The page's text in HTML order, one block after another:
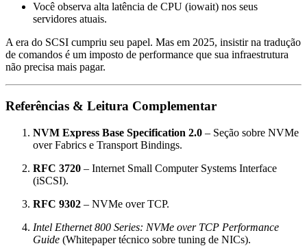
Você observa alta latência de CPU (iowait) nos seus
servidores atuais.
A era do SCSI cumpriu seu papel. Mas em 2025, insistir na tradução
de comandos é um imposto de performance que sua infraestrutura
não precisa mais pagar.
Referências & Leitura Complementar
NVM Express Base Specification 2.0 – Seção sobre NVMe
over Fabrics e Transport Bindings.
RFC 3720 – Internet Small Computer Systems Interface
(iSCSI).
RFC 9302 – NVMe over TCP.
Intel Ethernet 800 Series: NVMe over TCP Performance
Guide (Whitepaper técnico sobre tuning de NICs).